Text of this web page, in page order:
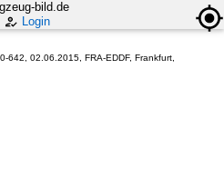
bild.de
Login
642, 02.06.2015, FRA-EDDF, Frankfurt,